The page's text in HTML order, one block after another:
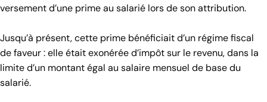
versement d’une prime au salarié lors de son attribution.
Jusqu’à présent, cette prime bénéficiait d’un régime fiscal
de faveur : elle était exonérée d’impôt sur le revenu, dans la
limite d’un montant égal au salaire mensuel de base du
salarié.